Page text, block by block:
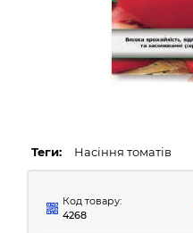
Теги: Насіння томатів
Код товару:
4268